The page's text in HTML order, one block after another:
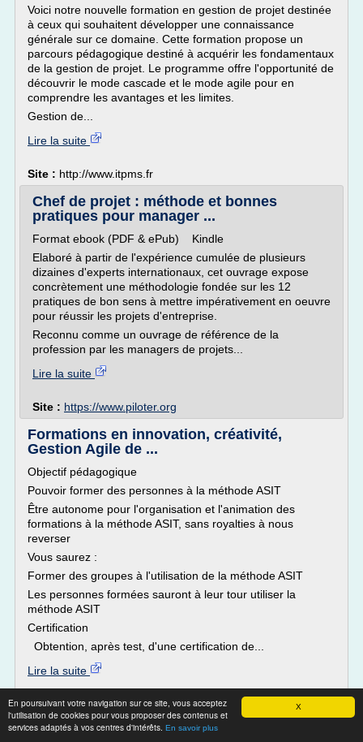
X
En poursuivant votre navigation sur ce site, vous acceptez
l'utilisation de cookies pour vous proposer des contenus et
services adaptés à vos centres d'intérêts. En savoir plus
Voici notre nouvelle formation en gestion de projet destinée
à ceux qui souhaitent développer une connaissance
générale sur ce domaine. Cette formation propose un
parcours pédagogique destiné à acquérir les fondamentaux
de la gestion de projet. Le programme offre l'opportunité de
découvrir le mode cascade et le mode agile pour en
comprendre les avantages et les limites.
Gestion de...
Lire la suite
Site : http://www.itpms.fr
Chef de projet : méthode et bonnes
pratiques pour manager ...
Format ebook (PDF & ePub) Kindle
Elaboré à partir de l'expérience cumulée de plusieurs
dizaines d'experts internationaux, cet ouvrage expose
concrètement une méthodologie fondée sur les 12
pratiques de bon sens à mettre impérativement en oeuvre
pour réussir les projets d'entreprise.
Reconnu comme un ouvrage de référence de la
profession par les managers de projets...
Lire la suite
Site : https://www.piloter.org
Formations en innovation, créativité,
Gestion Agile de ...
Objectif pédagogique
Pouvoir former des personnes à la méthode ASIT
Être autonome pour l'organisation et l'animation des
formations à la méthode ASIT, sans royalties à nous
reverser
Vous saurez :
Former des groupes à l'utilisation de la méthode ASIT
Les personnes formées sauront à leur tour utiliser la
méthode ASIT
Certification
Obtention, après test, d'une certification de...
Lire la suite
Site :http://www.solidcreativity.com
Quelle certification en gestion de projet?